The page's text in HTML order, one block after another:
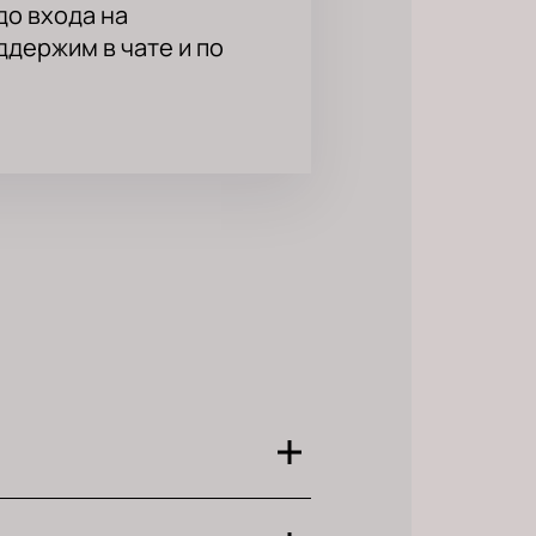
входа на
в чате и по
острые шутки и